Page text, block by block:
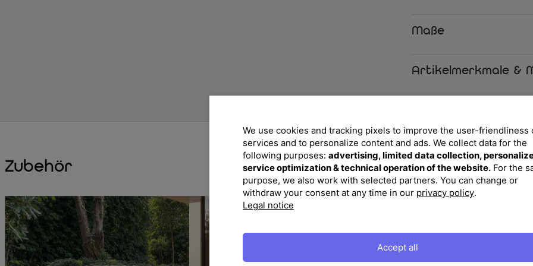
auf die Elemente der Reverie
Bereich sorgt für einen
Besonderen Wert legt PLOSS
Feuchtigkeit über die
Für eine komfortable
Aufbewahrungstasche
platzsparend verstauen, ohne
Abdeckungen werden
Das PLOSS Abdeckhauben-
Materialeigenschaften,
sich ideal für alle, die ihre
Maße
Artikelmerkmale &
Zubehör
We use cookies and tracking pixels to improve the user-friendliness
services and to personalize content and ads. We collect data for the
following purposes: advertising, limited data collection,
service optimization & technical operation of the website. For the
purpose, we also work with selected partners. You can change or
withdraw your consent at any time in our privacy policy.
Legal notice
Accept all